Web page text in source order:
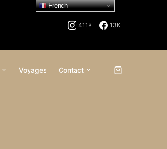
411K 13K
Voyages Contact
French